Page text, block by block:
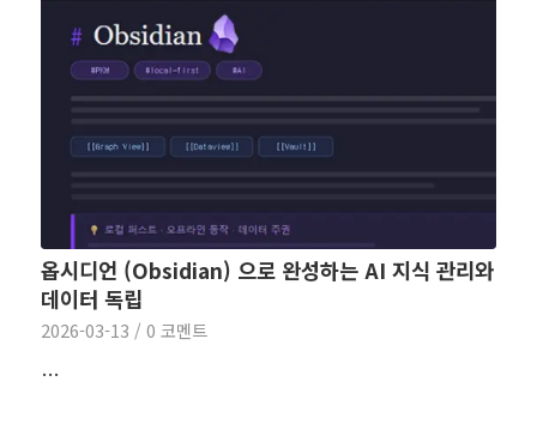
옵시디언 (Obsidian) 으로 완성하는 AI 지식 관리와
데이터 독립
2026-03-13 / 0 코멘트
…